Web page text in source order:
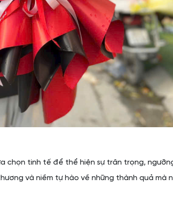
chọn tinh tế để thể hiện sự trân trọng,
và niềm tự hào về những thành quả